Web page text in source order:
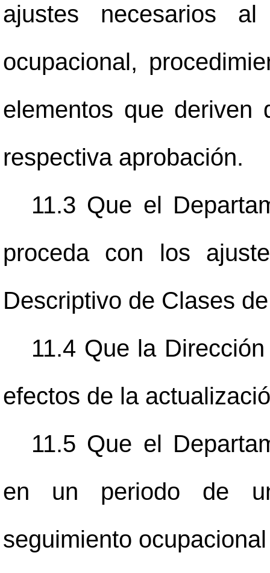
ajustes necesarios
ocupacional,
elementos que deriven
respectiva aprobación.
11.3 Que el
proceda con los
Descriptivo de Clases
11.4 Que la
efectos de la
11.5 Que el
en un periodo de
seguimiento